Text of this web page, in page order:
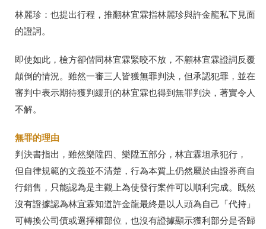
林麗珍：也提出行程，推翻林宜霖指林麗珍與許金龍私下見面
的證詞。
即使如此，檢方卻偕同林宜霖緊咬不放，不顧林宜霖證詞反覆
顛倒的情況。雖然一審三人皆獲無罪判決，但承認犯罪，並在
審判中表示期待獲判緩刑的林宜霖也得到無罪判決，著實令人
不解。
無罪的理由
判決書指出，雖然樂陞四、樂陞五部分，林宜霖坦承犯行，
但自律規範的文義並不清楚，行為本質上仍然屬於由證券商自
行銷售，只能認為是主觀上為使發行案件可以順利完成。既然
沒有證據認為林宜霖知道許金龍最終是以人頭為自己「代持」
可轉換公司債或選擇權部位，也沒有證據顯示獲利部分是否歸